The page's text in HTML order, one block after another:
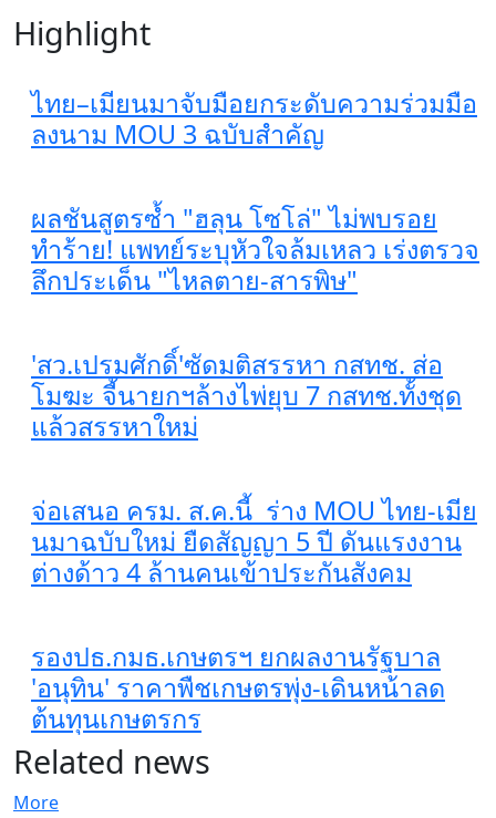
Highlight
ไทย–เมียนมาจับมือยกระดับความร่วมมือ
ลงนาม MOU 3 ฉบับสำคัญ
ผลชันสูตรซ้ำ "ฮลุน โซโล่" ไม่พบรอย
ทำร้าย! แพทย์ระบุหัวใจล้มเหลว เร่งตรวจ
ลึกประเด็น "ไหลตาย-สารพิษ"
'สว.เปรมศักดิ์'ซัดมติสรรหา กสทช. ส่อ
โมฆะ จี้นายกฯล้างไพ่ยุบ 7 กสทช.ทั้งชุด
แล้วสรรหาใหม่
จ่อเสนอ ครม. ส.ค.นี้ ร่าง MOU ไทย-เมีย
นมาฉบับใหม่ ยืดสัญญา 5 ปี ดันแรงงาน
ต่างด้าว 4 ล้านคนเข้าประกันสังคม
รองปธ.กมธ.เกษตรฯ ยกผลงานรัฐบาล
'อนุทิน' ราคาพืชเกษตรพุ่ง-เดินหน้าลด
ต้นทุนเกษตรกร
Related news
More